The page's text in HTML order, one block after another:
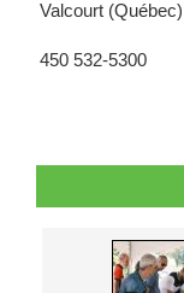
Valcourt (Québec)
450 532-5300